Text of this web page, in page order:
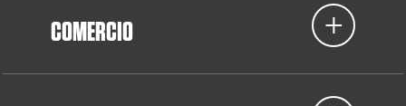
COMERCIO